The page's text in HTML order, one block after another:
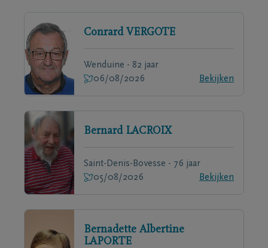
Conrard VERGOTE
Wenduine - 82 jaar
06/08/2026
Bekijken
Bernard LACROIX
Saint-Denis-Bovesse - 76 jaar
05/08/2026
Bekijken
Bernadette Albertine
LAPORTE